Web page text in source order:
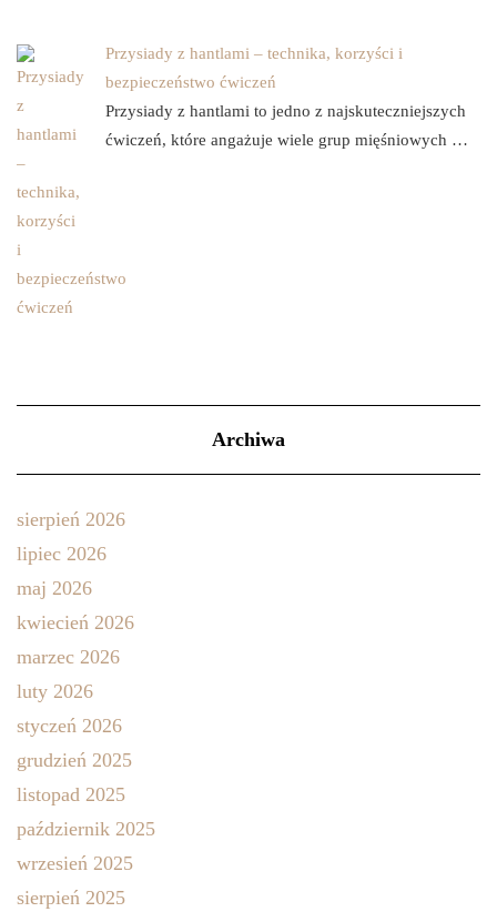
Przysiady z hantlami – technika, korzyści i
bezpieczeństwo ćwiczeń
Przysiady z hantlami to jedno z najskuteczniejszych
ćwiczeń, które angażuje wiele grup mięśniowych …
Archiwa
sierpień 2026
lipiec 2026
maj 2026
kwiecień 2026
marzec 2026
luty 2026
styczeń 2026
grudzień 2025
listopad 2025
październik 2025
wrzesień 2025
sierpień 2025